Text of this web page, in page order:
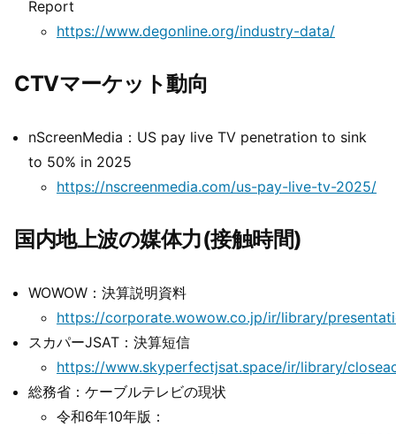
Report
https://www.degonline.org/industry-data/
CTVマーケット動向
nScreenMedia：US pay live TV penetration to sink
to 50% in 2025
https://nscreenmedia.com/us-pay-live-tv-2025/
国内地上波の媒体力(接触時間)
WOWOW：決算説明資料
https://corporate.wowow.co.jp/ir/library/
スカパーJSAT：決算短信
https://www.skyperfectjsat.space/ir/library/
総務省：ケーブルテレビの現状
令和6年10年版：